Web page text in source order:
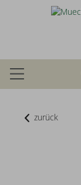
zurück